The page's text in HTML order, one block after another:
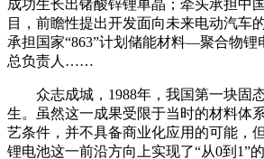
成功生长出锗酸锌锂单晶；牵头承担中
目，前瞻性提出开发面向未来电动汽车
承担国家“863”计划储能材料—聚合物锂
总负责人……
众志成城，1988年，我国第一块固
生。虽然这一成果受限于当时的材料体
艺条件，并不具备商业化应用的可能，
锂电池这一前沿方向上实现了“从0到1”的